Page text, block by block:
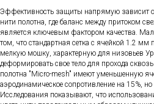
Эффективность защиты напрямую зависит
нити полотна, где баланс между притоком
является ключевым фактором качества.
том, что стандартная сетка с ячейкой 1.2 мм
мелкую мошку, характерную для низовьев
деформировать свое тело для прохода
полотна "Micro-mesh" имеют уменьшенную
аэродинамическое сопротивление на 15%,
Исследования показывают, что